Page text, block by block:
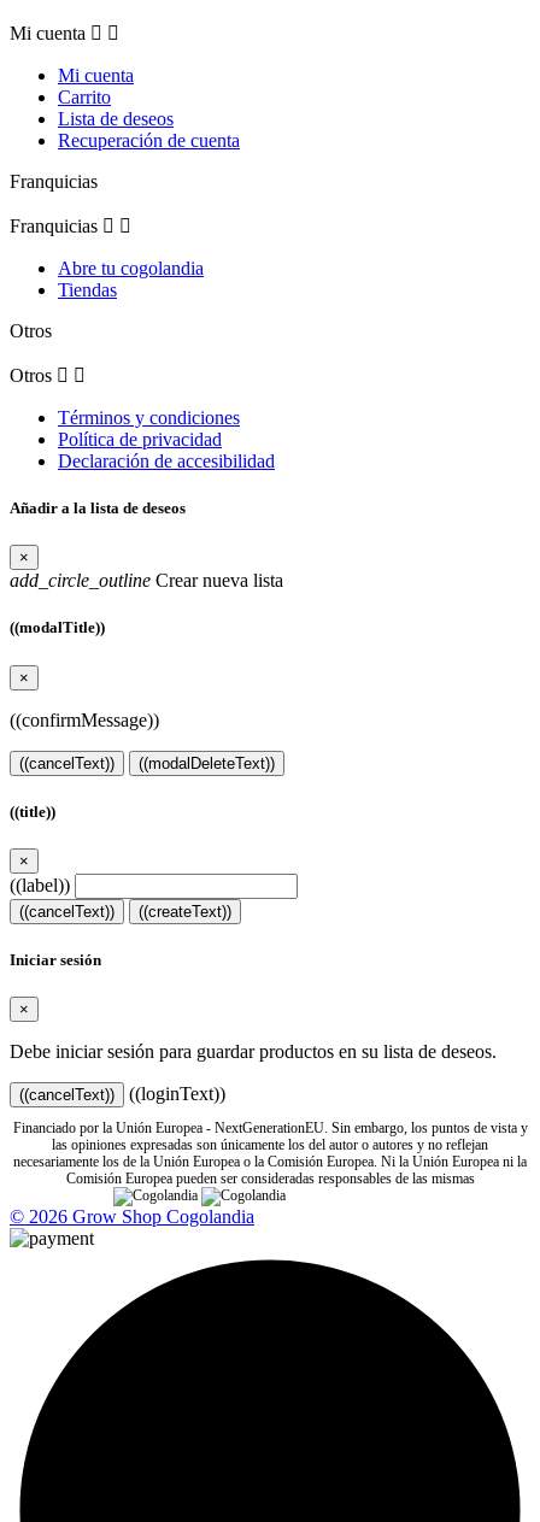
Mi cuenta  
Mi cuenta
Carrito
Lista de deseos
Recuperación de cuenta
Franquicias
Franquicias  
Abre tu cogolandia
Tiendas
Otros
Otros  
Términos y condiciones
Política de privacidad
Declaración de accesibilidad
Añadir a la lista de deseos
×
add_circle_outline Crear nueva lista
((modalTitle))
×
((confirmMessage))
((cancelText)) ((modalDeleteText))
((title))
×
((label))
((cancelText)) ((createText))
Iniciar sesión
×
Debe iniciar sesión para guardar productos en su lista de deseos.
((cancelText)) ((loginText))
Financiado por la Unión Europea - NextGenerationEU. Sin embargo, los puntos de vista y
las opiniones expresadas son únicamente los del autor o autores y no reflejan
necesariamente los de la Unión Europea o la Comisión Europea. Ni la Unión Europea ni la
Comisión Europea pueden ser consideradas responsables de las mismas
© 2026 Grow Shop Cogolandia